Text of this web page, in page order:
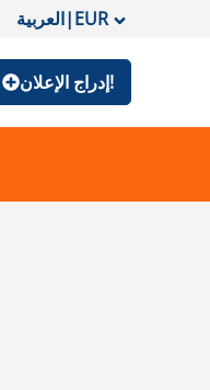
العربية|EUR
إدراج الإعلان!